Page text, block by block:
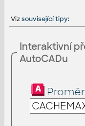
Vizsouvisející tipy:
Interaktivní
AutoCADu